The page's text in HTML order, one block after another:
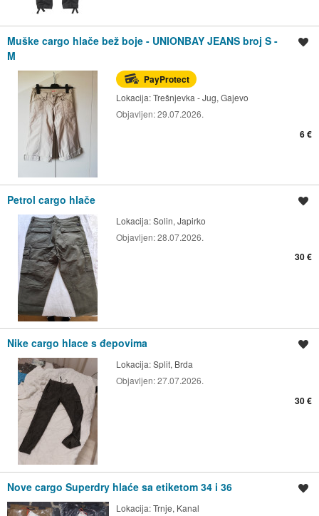
Muške cargo hlače bež boje - UNIONBAY JEANS broj S -
M
PayProtect
Lokacija:Trešnjevka - Jug, Gajevo
Objavljen:29.07.2026.
6 €
Petrol cargo hlače
Lokacija:Solin, Japirko
Objavljen:28.07.2026.
30 €
Nike cargo hlace s đepovima
Lokacija:Split, Brda
Objavljen:27.07.2026.
30 €
Nove cargo Superdry hlaće sa etiketom 34 i 36
Lokacija:Trnje, Kanal